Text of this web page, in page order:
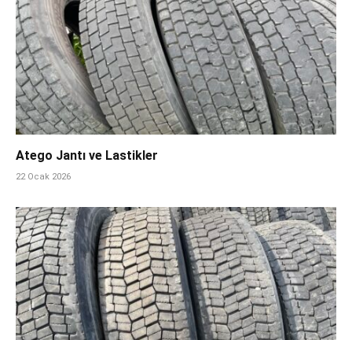
Atego Jantı ve Lastikler
22 Ocak 2026